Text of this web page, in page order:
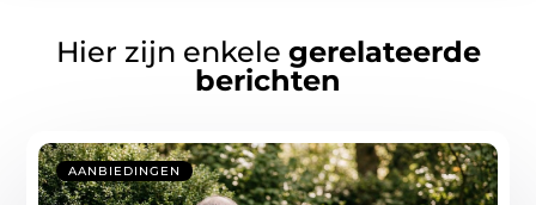
Hier zijn enkele gerelateerde
berichten
AANBIEDINGEN